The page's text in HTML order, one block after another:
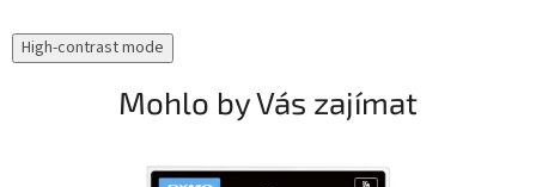
High-contrast mode
Mohlo by Vás zajímat